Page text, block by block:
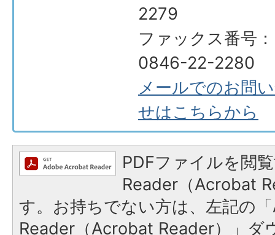
2279
ファックス番号：
0846-22-2280
メールでのお問
せはこちらから
PDFファイルを閲
Reader（Acrobat
す。お持ちでない方は、左記の
Reader（Acrobat Reader）」ダ